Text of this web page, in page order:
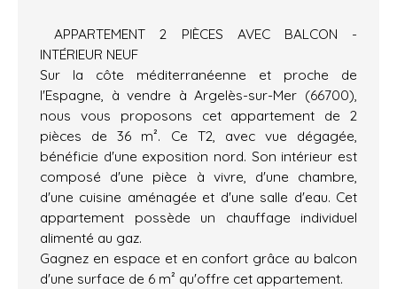
APPARTEMENT 2 PIÈCES AVEC BALCON -
INTÉRIEUR NEUF
Sur la côte méditerranéenne et proche de
l'Espagne, à vendre à Argelès-sur-Mer (66700),
nous vous proposons cet appartement de 2
pièces de 36 m². Ce T2, avec vue dégagée,
bénéficie d'une exposition nord. Son intérieur est
composé d'une pièce à vivre, d'une chambre,
d'une cuisine aménagée et d'une salle d'eau. Cet
appartement possède un chauffage individuel
alimenté au gaz.
Gagnez en espace et en confort grâce au balcon
d'une surface de 6 m² qu'offre cet appartement.